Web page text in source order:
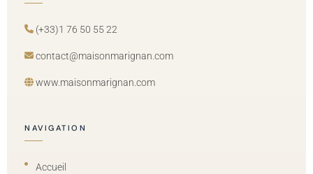
(+33)1 76 50 55 22
contact@maisonmarignan.com
www.maisonmarignan.com
NAVIGATION
Accueil